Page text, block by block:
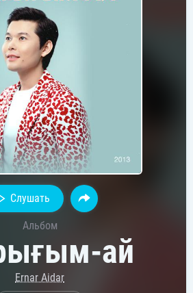
Слушать
Альбом
ай
Ernar Aidar